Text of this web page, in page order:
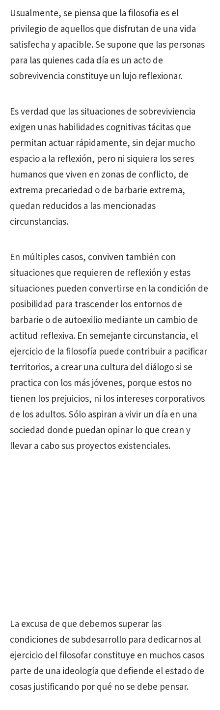
Usualmente, se piensa que la filosofia es el
privilegio de aquellos que disfrutan de una vida
satisfecha y apacible. Se supone que las personas
para las quienes cada día es un acto de
sobrevivencia constituye un lujo reflexionar.
Es verdad que las situaciones de sobreviviencia
exigen unas habilidades cognitivas tácitas que
permitan actuar rápidamente, sin dejar mucho
espacio a la reflexión, pero ni siquiera los seres
humanos que viven en zonas de conflicto, de
extrema precariedad o de barbarie extrema,
quedan reducidos a las mencionadas
circunstancias.
En múltiples casos, conviven también con
situaciones que requieren de reflexión y estas
situaciones pueden convertirse en la condición de
posibilidad para trascender los entornos de
barbarie o de autoexilio mediante un cambio de
actitud reflexiva. En semejante circunstancia, el
ejercicio de la filosofía puede contribuir a pacificar
territorios, a crear una cultura del diálogo si se
practica con los más jóvenes, porque estos no
tienen los prejuicios, ni los intereses corporativos
de los adultos. Sólo aspiran a vivir un día en una
sociedad donde puedan opinar lo que crean y
llevar a cabo sus proyectos existenciales.
La excusa de que debemos superar las
condiciones de subdesarrollo para dedicarnos al
ejercicio del filosofar constituye en muchos casos
parte de una ideología que defiende el estado de
cosas justificando por qué no se debe pensar.